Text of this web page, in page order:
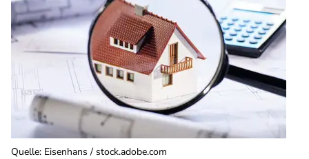
Quelle: Eisenhans / stock.adobe.com